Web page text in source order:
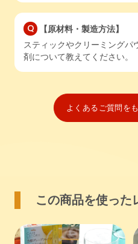
【原材料・製造方法】
スティックやクリーミングパ
剤について教えてください。
よくあるご質問を
この商品を使った